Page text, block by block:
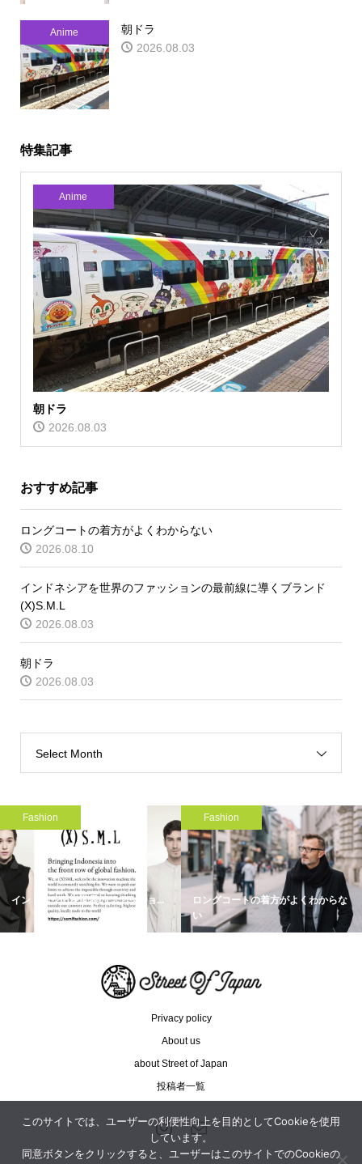
Anime
朝ドラ
2026.08.03
特集記事
Anime
朝ドラ
2026.08.03
おすすめ記事
ロングコートの着方がよくわからない
2026.08.10
インドネシアを世界のファッションの最前線に導くブランド
(X)S.M.L
2026.08.03
朝ドラ
2026.08.03
Select Month
Fashion
インドネシアを世界のファッショ...
Fashion
ロングコートの着方がよくわからな
い
Privacy policy
About us
about Street of Japan
投稿者一覧
このサイトでは、ユーザーの利便性向上を目的としてCookieを使用
しています。
同意ボタンをクリックすると、ユーザーはこのサイトでのCookieの